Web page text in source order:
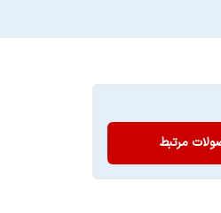
مرتبط